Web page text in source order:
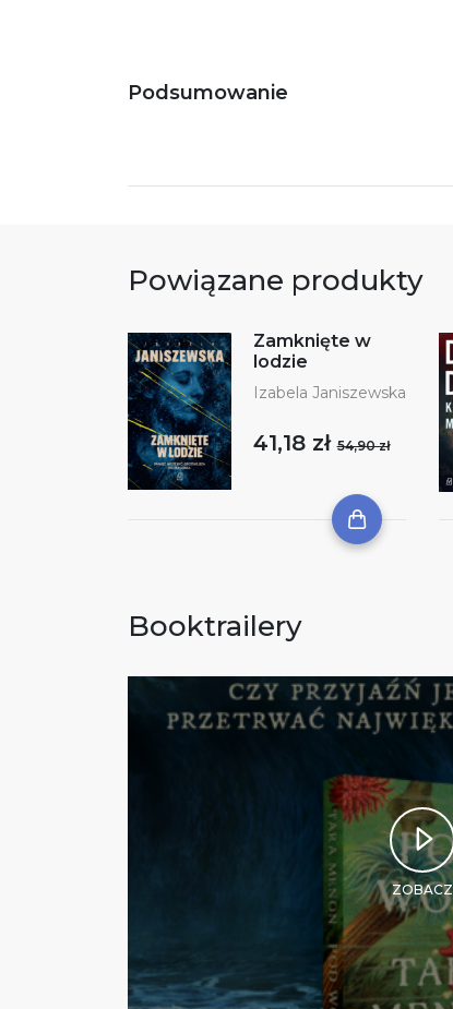
Podsumowanie
Powiązane produkty
Zamknięte w
lodzie
Izabela Janiszewska
41,18 zł54,90 zł
Booktrailery
ZOBACZ